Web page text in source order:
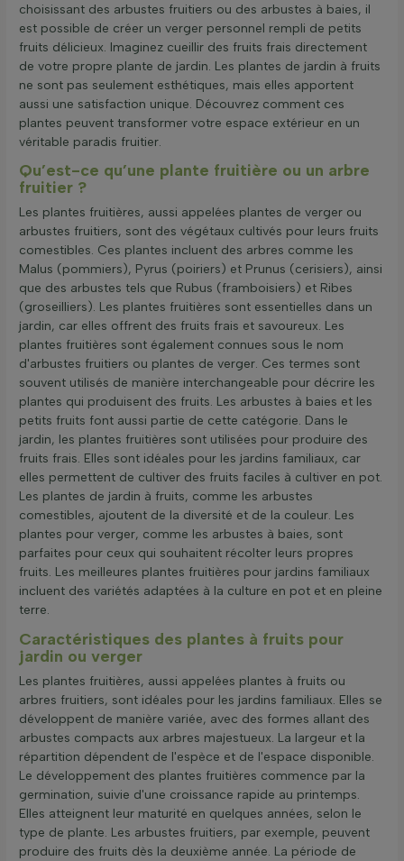
choisissant des arbustes fruitiers ou des arbustes à baies, il
est possible de créer un verger personnel rempli de petits
fruits délicieux. Imaginez cueillir des fruits frais directement
de votre propre plante de jardin. Les plantes de jardin à fruits
ne sont pas seulement esthétiques, mais elles apportent
aussi une satisfaction unique. Découvrez comment ces
plantes peuvent transformer votre espace extérieur en un
véritable paradis fruitier.
Qu’est-ce qu’une plante fruitière ou un arbre
fruitier ?
Les plantes fruitières, aussi appelées plantes de verger ou
arbustes fruitiers, sont des végétaux cultivés pour leurs fruits
comestibles. Ces plantes incluent des arbres comme les
Malus (pommiers), Pyrus (poiriers) et Prunus (cerisiers), ainsi
que des arbustes tels que Rubus (framboisiers) et Ribes
(groseilliers). Les plantes fruitières sont essentielles dans un
jardin, car elles offrent des fruits frais et savoureux. Les
plantes fruitières sont également connues sous le nom
d'arbustes fruitiers ou plantes de verger. Ces termes sont
souvent utilisés de manière interchangeable pour décrire les
plantes qui produisent des fruits. Les arbustes à baies et les
petits fruits font aussi partie de cette catégorie. Dans le
jardin, les plantes fruitières sont utilisées pour produire des
fruits frais. Elles sont idéales pour les jardins familiaux, car
elles permettent de cultiver des fruits faciles à cultiver en pot.
Les plantes de jardin à fruits, comme les arbustes
comestibles, ajoutent de la diversité et de la couleur. Les
plantes pour verger, comme les arbustes à baies, sont
parfaites pour ceux qui souhaitent récolter leurs propres
fruits. Les meilleures plantes fruitières pour jardins familiaux
incluent des variétés adaptées à la culture en pot et en pleine
terre.
Caractéristiques des plantes à fruits pour
jardin ou verger
Les plantes fruitières, aussi appelées plantes à fruits ou
arbres fruitiers, sont idéales pour les jardins familiaux. Elles se
développent de manière variée, avec des formes allant des
arbustes compacts aux arbres majestueux. La largeur et la
répartition dépendent de l'espèce et de l'espace disponible.
Le développement des plantes fruitières commence par la
germination, suivie d'une croissance rapide au printemps.
Elles atteignent leur maturité en quelques années, selon le
type de plante. Les arbustes fruitiers, par exemple, peuvent
produire des fruits dès la deuxième année. La période de